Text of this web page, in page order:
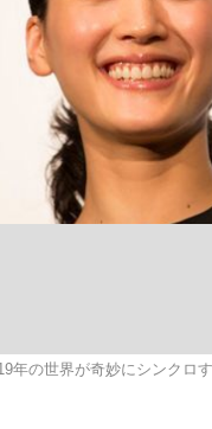
範改正は「だまし討ち」…
日本生まれのK-
年の世界が奇妙にシンクロ